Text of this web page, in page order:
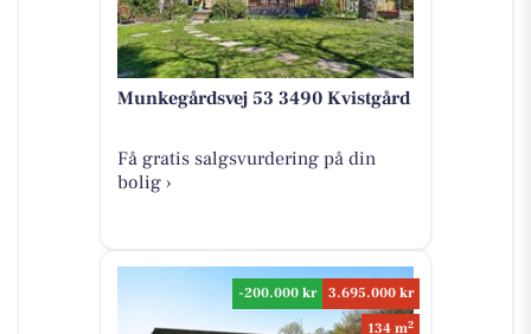
Munkegårdsvej 53 3490 Kvistgård
Få gratis salgsvurdering på din
bolig ›
-200.000 kr
3.695.000 kr
134 m2